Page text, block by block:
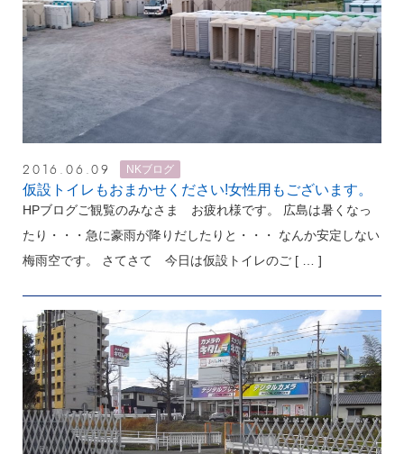
2016.06.09 NKブログ
仮設トイレもおまかせください!女性用もございます。
HPブログご観覧のみなさま お疲れ様です。 広島は暑くなっ
たり・・・急に豪雨が降りだしたりと・・・ なんか安定しない
梅雨空です。 さてさて 今日は仮設トイレのご [ … ]